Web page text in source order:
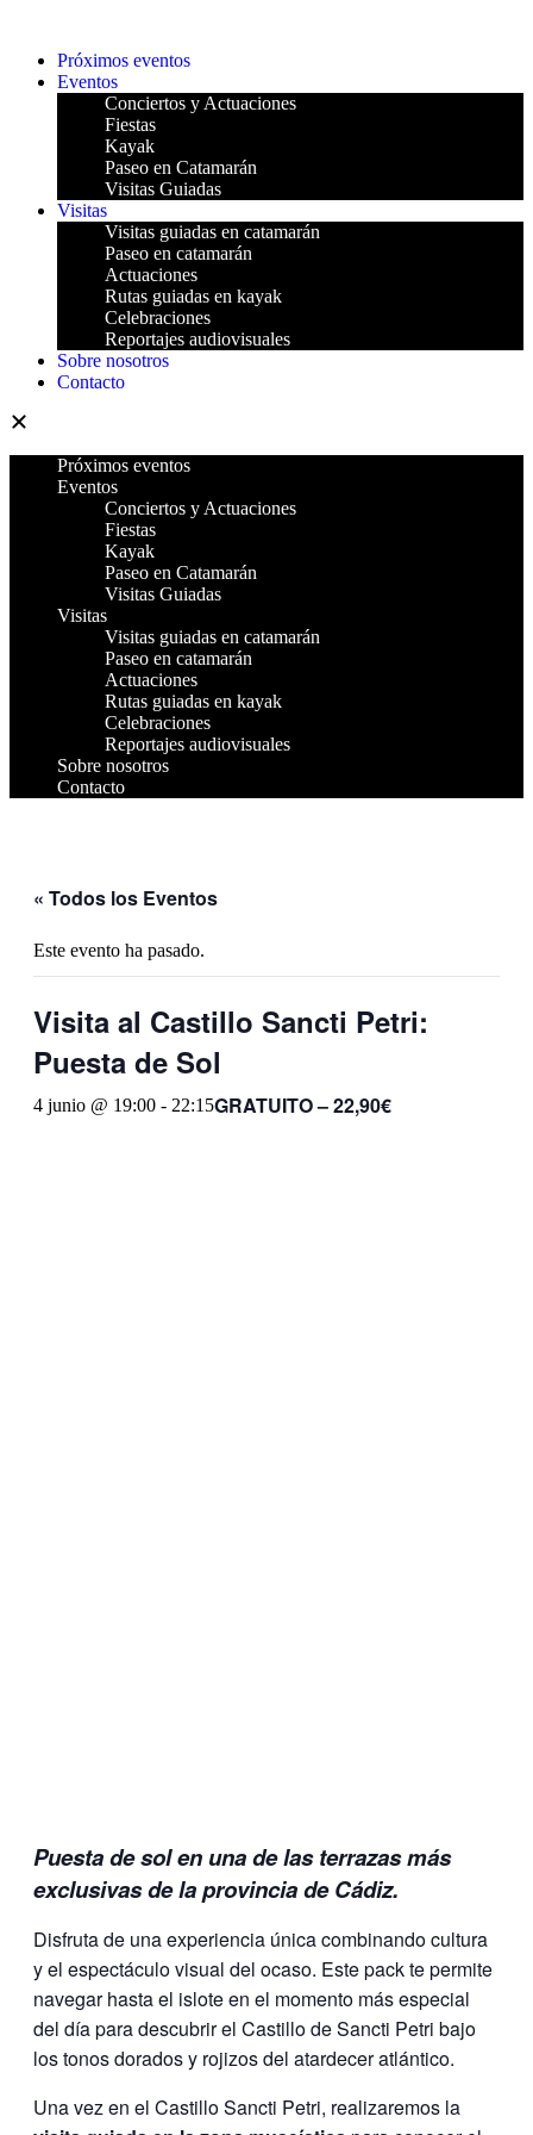
Próximos eventos
Eventos
Conciertos y Actuaciones
Fiestas
Kayak
Paseo en Catamarán
Visitas Guiadas
Visitas
Visitas guiadas en catamarán
Paseo en catamarán
Actuaciones
Rutas guiadas en kayak
Celebraciones
Reportajes audiovisuales
Sobre nosotros
Contacto
Próximos eventos
Eventos
Conciertos y Actuaciones
Fiestas
Kayak
Paseo en Catamarán
Visitas Guiadas
Visitas
Visitas guiadas en catamarán
Paseo en catamarán
Actuaciones
Rutas guiadas en kayak
Celebraciones
Reportajes audiovisuales
Sobre nosotros
Contacto
« Todos los Eventos
Este evento ha pasado.
Visita al Castillo Sancti Petri:
Puesta de Sol
4 junio @ 19:00 - 22:15GRATUITO – 22,90€
Puesta de sol en una de las terrazas más
exclusivas de la provincia de Cádiz.
Disfruta de una experiencia única combinando cultura
y el espectáculo visual del ocaso. Este pack te permite
navegar hasta el islote en el momento más especial
del día para descubrir el Castillo de Sancti Petri bajo
los tonos dorados y rojizos del atardecer atlántico.
Una vez en el Castillo Sancti Petri, realizaremos la